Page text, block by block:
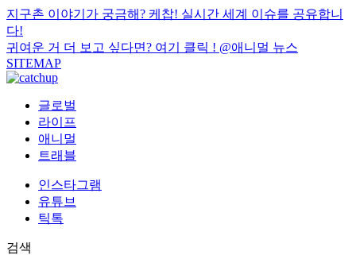
지구촌 이야기가 궁금해? 케찹! 실시간 세계 이슈를 공유합니
다!
귀여운 거 더 보고 싶다면? 여기 클릭 ! @애니멀 뉴스
SITEMAP
글로벌
라이프
애니멀
트래블
인스타그램
유튜브
틱톡
검색